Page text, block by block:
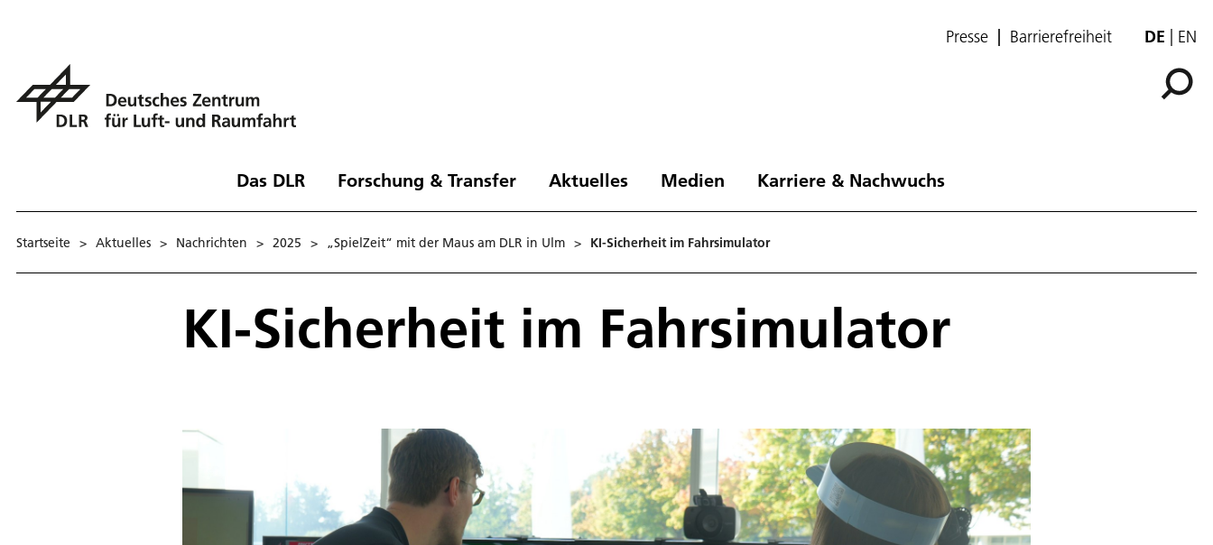
Presse Barrierefreiheit DE EN
Das DLR Forschung & Transfer Aktuelles Medien Karriere & Nachwuchs
Startseite > Aktuelles > Nachrichten > 2025 > „SpielZeit“ mit der Maus am DLR in Ulm > KI-Sicherheit im Fahrsimulator
KI-Sicherheit im Fahrsimulator